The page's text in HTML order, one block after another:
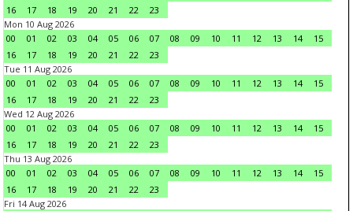
16
17 18 19 20 21 22
23
Mon 10 Aug 2026
00
01 02 03 04 05 06 07 08 09 10 11 12 13 14
15
16
17 18 19 20 21 22
23
Tue 11 Aug 2026
00
01 02 03 04 05 06 07 08 09 10 11 12 13 14
15
16
17 18 19 20 21 22
23
Wed 12 Aug 2026
00
01 02 03 04 05 06 07 08 09 10 11 12 13 14
15
16
17 18 19 20 21 22
23
Thu 13 Aug 2026
00
01 02 03 04 05 06 07 08 09 10 11 12 13 14
15
16
17 18 19 20 21 22
23
Fri 14 Aug 2026